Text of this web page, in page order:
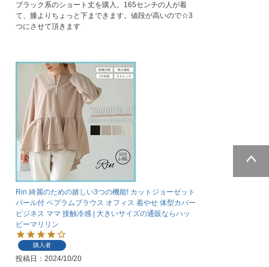
ブラック系のショート丈を購入。165センチの人が着
て、膝よりちょっと下まできます。値段が高いので☆3
つにさせて頂きます
Rin 綺麗のための嬉しい3つの機能! カットジョーゼット
パール付 ペプラムブラウス オフィス 着やせ 体型カバー
ビジネス ママ 接触冷感 | 大きいサイズの通販ならハッ
ピーマリリン
購入者
投稿日 2024/10/20